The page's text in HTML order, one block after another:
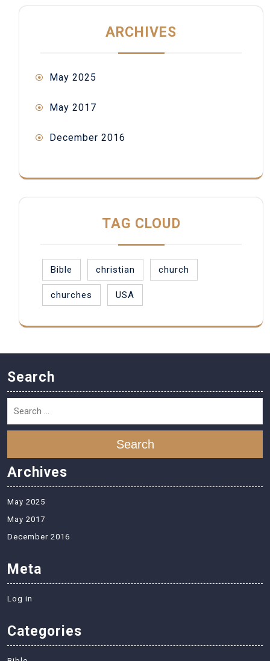
ARCHIVES
May 2025
May 2017
December 2016
TAG CLOUD
Bible christian church
churches USA
Search
Search
Archives
May 2025
May 2017
December 2016
Meta
Log in
Categories